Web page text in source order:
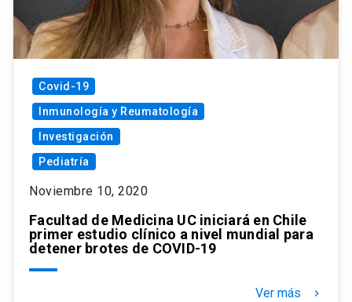
Covid-19
Inmunología y Reumatología
Investigación
Pediatría
Noviembre 10, 2020
Facultad de Medicina UC iniciará en Chile
primer estudio clínico a nivel mundial para
detener brotes de COVID-19
Ver más keyboard_arrow_right